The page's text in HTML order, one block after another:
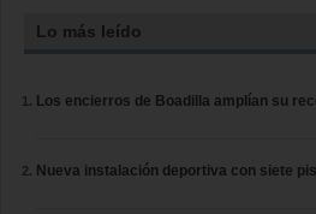
Lo más leído
Los encierros de Boadilla amplían su
Nueva instalación deportiva con siete